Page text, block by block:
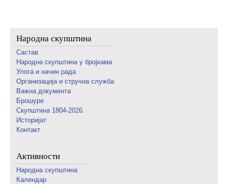
Народна скупштина
Састав
Народна скупштина у бројкама
Улога и начин рада
Организација и стручна служба
Важна документа
Брошуре
Скупштина 1804-2026.
Историјат
Контакт
Активности
Народна скупштина
Календар